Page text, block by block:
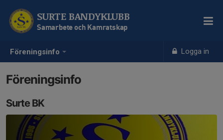
Föreningsinfo Logga in
SURTE BANDYKLUBB
Samarbete och Kamratskap
Föreningsinfo
Surte BK